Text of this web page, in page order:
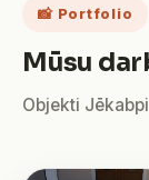
📸 Portfolio
Mūsu
Objekti